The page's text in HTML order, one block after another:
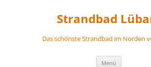
Strandbad
Das schönste Strandbad im Norden
Menü